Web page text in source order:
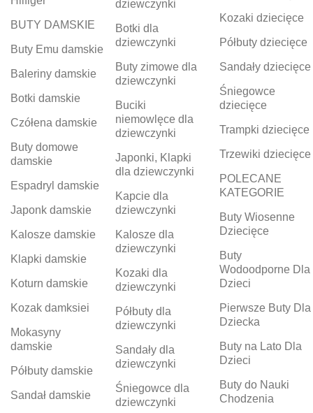
BUTY DAMSKIE
Buty Emu damskie
Baleriny damskie
Botki damskie
Czółena damskie
Buty domowe
damskie
Espadryl damskie
Japonk damskie
Kalosze damskie
Klapki damskie
Koturn damskie
Kozak damksiei
Mokasyny
damskie
Półbuty damskie
Sandał damskie
dziewczynki
Botki dla
dziewczynki
Buty zimowe dla
dziewczynki
Buciki
niemowlęce dla
dziewczynki
Japonki, Klapki
dla dziewczynki
Kapcie dla
dziewczynki
Kalosze dla
dziewczynki
Kozaki dla
dziewczynki
Półbuty dla
dziewczynki
Sandały dla
dziewczynki
Śniegowce dla
dziewczynki
Kozaki dziecięce
Półbuty dziecięce
Sandały dziecięce
Śniegowce
dziecięce
Trampki dziecięce
Trzewiki dziecięce
POLECANE
KATEGORIE
Buty Wiosenne
Dziecięce
Buty
Wodoodporne Dla
Dzieci
Pierwsze Buty Dla
Dziecka
Buty na Lato Dla
Dzieci
Buty do Nauki
Chodzenia